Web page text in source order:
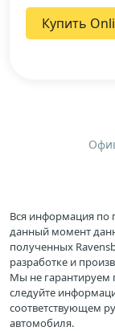
Купить
Вся информация по
данный момент
полученных
разработке и
Мы не гарантируем
следуйте
соответствующем
автомобиля.